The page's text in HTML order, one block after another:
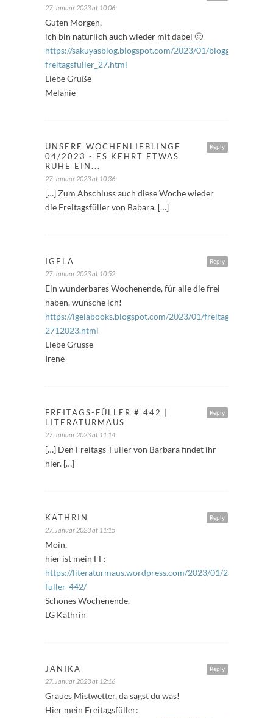
27. Januar 2023 at 10:06
Guten Morgen,
ich bin natürlich auch wieder mit dabei 🙂
https://sakuyasblog.blogspot.com/2023/01/bloggeraktion-
freitagsfuller_27.html
Liebe Grüße
Melanie
Reply
UNSERE WOCHENLIEBLINGE
04/2023 - ES KEHRT ETWAS
RUHE EIN...
27. Januar 2023 at 10:36
[…] Zum Abschluss auch diese Woche wieder
die Freitagsfüller von Babara. […]
Reply
IGELA
27. Januar 2023 at 10:52
Ein wunderbares Wochenende, für alle die frei
haben, wünsche ich!
https://igelabooks.blogspot.com/2023/01/freitagsfuller-
2712023.html
Liebe Grüsse
Irene
Reply
FREITAGS-FÜLLER # 442 |
LITERATURMAUS
27. Januar 2023 at 11:14
[…] Den Freitags-Füller von Barbara findet ihr
hier. […]
Reply
KATHRIN
27. Januar 2023 at 11:15
Moin,
hier ist mein FF:
https://literaturmaus.wordpress.com/2023/01/27/freitags-
fuller-442/
Schönes Wochenende.
LG Kathrin
Reply
JANIKA
27. Januar 2023 at 12:16
Graues Mistwetter, da sagst du was!
Hier mein Freitagsfüller: